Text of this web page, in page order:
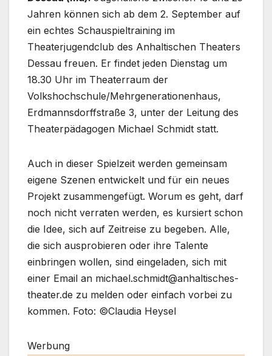
Jahren können sich ab dem 2. September auf
ein echtes Schauspieltraining im
Theaterjugendclub des Anhaltischen Theaters
Dessau freuen. Er findet jeden Dienstag um
18.30 Uhr im Theaterraum der
Volkshochschule/Mehrgenerationenhaus,
Erdmannsdorffstraße 3, unter der Leitung des
Theaterpädagogen Michael Schmidt statt.
Auch in dieser Spielzeit werden gemeinsam
eigene Szenen entwickelt und für ein neues
Projekt zusammengefügt. Worum es geht, darf
noch nicht verraten werden, es kursiert schon
die Idee, sich auf Zeitreise zu begeben. Alle,
die sich ausprobieren oder ihre Talente
einbringen wollen, sind eingeladen, sich mit
einer Email an michael.schmidt@anhaltisches-
theater.de zu melden oder einfach vorbei zu
kommen. Foto: ©Claudia Heysel
Werbung